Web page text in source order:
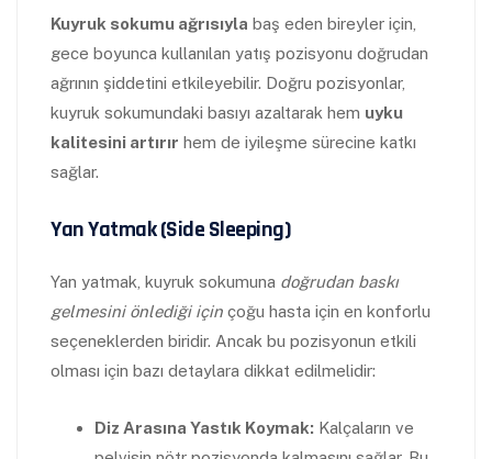
Kuyruk sokumu ağrısıyla baş eden bireyler için,
gece boyunca kullanılan yatış pozisyonu doğrudan
ağrının şiddetini etkileyebilir. Doğru pozisyonlar,
kuyruk sokumundaki basıyı azaltarak hem uyku
kalitesini artırır hem de iyileşme sürecine katkı
sağlar.
Yan Yatmak (Side Sleeping)
Yan yatmak, kuyruk sokumuna doğrudan baskı
gelmesini önlediği için çoğu hasta için en konforlu
seçeneklerden biridir. Ancak bu pozisyonun etkili
olması için bazı detaylara dikkat edilmelidir:
Diz Arasına Yastık Koymak: Kalçaların ve